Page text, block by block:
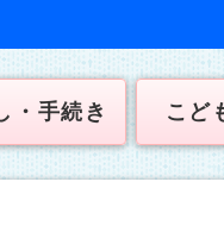
・手続き こど